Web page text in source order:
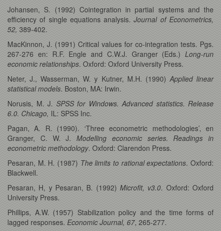
Johansen, S. (1992) Cointegration in partial systems and the
efficiency of single equations analysis.Journal of Econometrics,
52, 389-402.
MacKinnon, J. (1991) Critical values for co-integration tests. Pgs.
267-276 en: R.F. Engle and C.W.J. Granger (Eds.) Long-run
economic relationships. Oxford: Oxford University Press.
Neter, J., Wasserman, W. y Kutner, M.H. (1990) Applied linear
statistical models. Boston, MA: Irwin.
Norusis, M. J. SPSS for Windows. Advanced statistics. Release
6.0. Chicago, IL: SPSS Inc.
Pagan, A. R. (1990). ‘Three econometric methodologies’, en
Granger, C. W. J. Modelling economic series. Readings in
econometric methodology. Oxford: Clarendon Press.
Pesaran, M. H. (1987) The limits to rational expectations. Oxford:
Blackwell.
Pesaran, H, y Pesaran, B. (1992) Microfit, v3.0. Oxford: Oxford
University Press.
Phillips, A.W. (1957) Stabilization policy and the time forms of
lagged responses. Economic Journal, 67, 265-277.